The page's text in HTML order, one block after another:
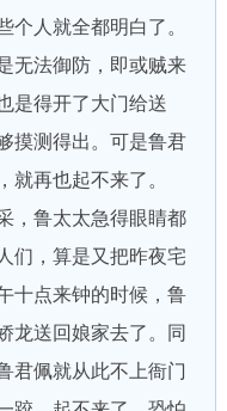
个人就全都明白了。
无法御防，即或贼来
是得开了大门给送
摸测得出。可是鲁君
就再也起不来了。
鲁太太急得眼睛都
们，算是又把昨夜宅
十点来钟的时候，鲁
龙送回娘家去了。同
君佩就从此不上衙门